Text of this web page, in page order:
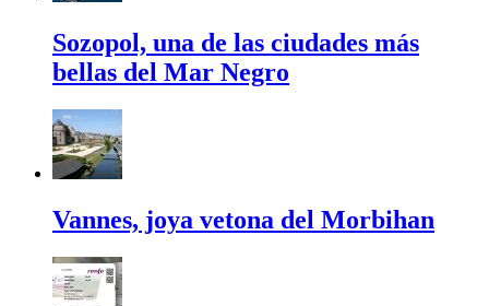
Sozopol, una de las ciudades más
bellas del Mar Negro
Vannes, joya vetona del Morbihan